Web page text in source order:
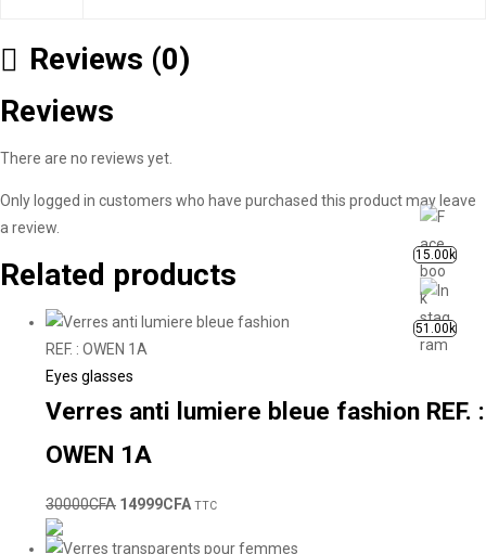
Reviews (0)
Reviews
There are no reviews yet.
Only logged in customers who have purchased this product may leave
a review.
Related products
Eyes glasses
Verres anti lumiere bleue fashion REF. :
OWEN 1A
30000CFA 14999CFA TTC
15.00k
51.00k